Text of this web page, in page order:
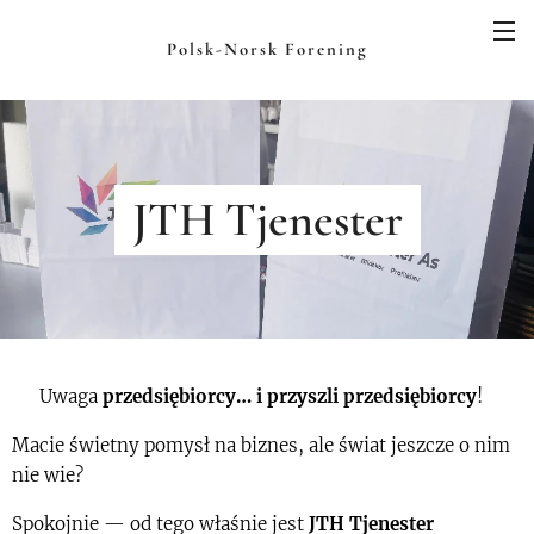
Polsk-Norsk Forening
JTH Tjenester
Uwaga przedsiębiorcy… i przyszli przedsiębiorcy!📣
Macie świetny pomysł na biznes, ale świat jeszcze o nim
nie wie?
Spokojnie — od tego właśnie jest JTH Tjenester